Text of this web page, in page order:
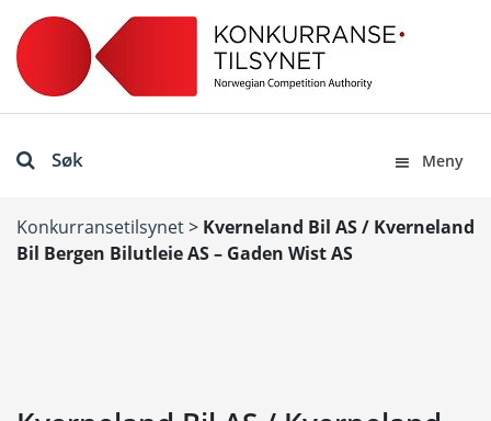
Søk Meny
Konkurransetilsynet> Kverneland Bil AS / Kverneland
Bil Bergen Bilutleie AS – Gaden Wist AS